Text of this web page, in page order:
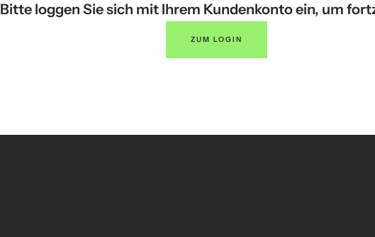
Bitte loggen Sie sich mit Ihrem Kundenkonto ein, um
ZUM LOGIN